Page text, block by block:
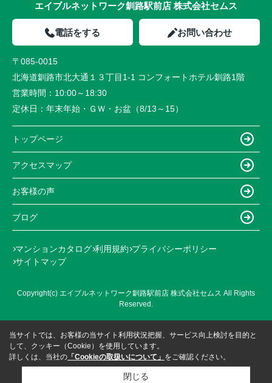
エイブルネットワーク釧路駅前店 株式会社セムス
電話をする お問い合わせ
〒085-0015
北海道釧路市北大通１３丁目1-1 コンフォートホテル釧路1階
営業時間： 10:00～18:30
定休日： 年末年始・ＧＷ・お盆（8/13～15）
トップページ
アクセスマップ
お客様の声
ブログ
マンションカタログ 利用規約 プライバシーポリシー
サイトマップ
Copyright(c) エイブルネットワーク釧路駅前店 株式会社セムス All Rights
Reserved.
当サイトでは、お客様の当サイト利用状況把握、サービス向上検討を目的と
して、クッキー（Cookie）を使用しています。
詳しくは、当社の 「Cookieの取扱いについて」 をご確認ください。
閉じる